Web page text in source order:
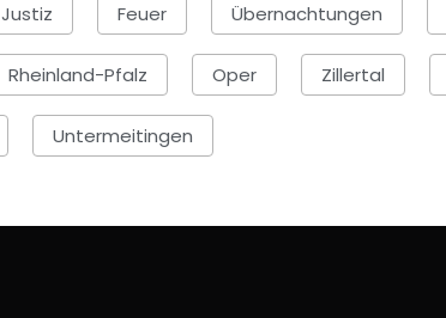
Justiz Feuer Übernachtungen
Rheinland-Pfalz Oper Zillertal
Untermeitingen